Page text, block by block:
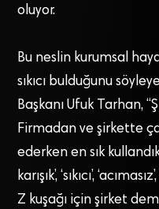
oluyor.
Bu neslin kurumsal
sıkıcı bulduğunu
Başkanı Ufuk Tarhan,
Firmadan ve şirkette
ederken en sık
karışık’, ‘sıkıcı’,
Z kuşağı için şirket